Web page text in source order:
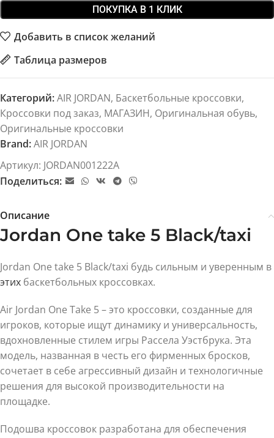
ПОКУПКА В 1 КЛИК
Добавить в список желаний
Таблица размеров
Категорий:AIR JORDAN, Баскетбольные кроссовки,
Кроссовки под заказ, МАГАЗИН, Оригинальная обувь,
Оригинальные кроссовки
Brand:AIR JORDAN
Артикул: JORDAN001222A
Поделиться:
Описание
Jordan One take 5 Black/taxi
Jordan One take 5 Black/taxi будь сильным и уверенным в
этих баскетбольных кроссовках.
Air Jordan One Take 5 – это кроссовки, созданные для
игроков, которые ищут динамику и универсальность,
вдохновленные стилем игры Рассела Уэстбрука. Эта
модель, названная в честь его фирменных бросков,
сочетает в себе агрессивный дизайн и технологичные
решения для высокой производительности на
площадке.
Подошва кроссовок разработана для обеспечения